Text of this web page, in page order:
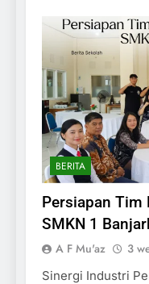
BERITA
Persiapan Tim
SMKN 1
A F Mu'az 3
Sinergi Industri